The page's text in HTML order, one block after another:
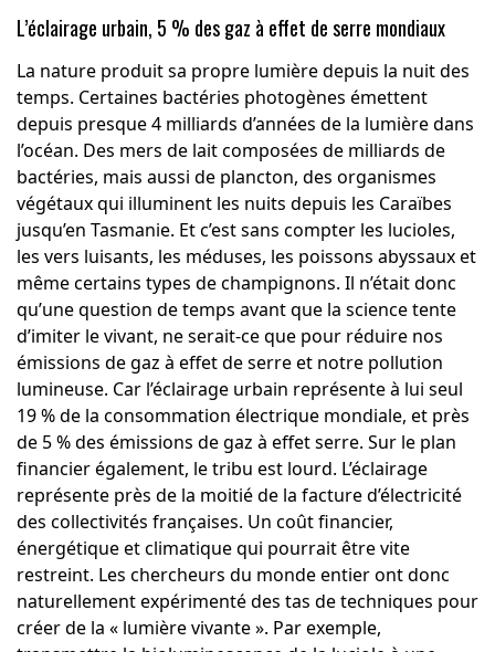
L’éclairage urbain, 5 % des gaz à effet de serre mondiaux
La nature produit sa propre lumière depuis la nuit des
temps. Certaines bactéries photogènes émettent
depuis presque 4 milliards d’années de la lumière dans
l’océan. Des mers de lait composées de milliards de
bactéries, mais aussi de plancton, des organismes
végétaux qui illuminent les nuits depuis les Caraïbes
jusqu’en Tasmanie. Et c’est sans compter les lucioles,
les vers luisants, les méduses, les poissons abyssaux et
même certains types de champignons. Il n’était donc
qu’une question de temps avant que la science tente
d’imiter le vivant, ne serait-ce que pour réduire nos
émissions de gaz à effet de serre et notre pollution
lumineuse. Car l’éclairage urbain représente à lui seul
19 % de la consommation électrique mondiale, et près
de 5 % des émissions de gaz à effet serre. Sur le plan
financier également, le tribu est lourd. L’éclairage
représente près de la moitié de la facture d’électricité
des collectivités françaises. Un coût financier,
énergétique et climatique qui pourrait être vite
restreint. Les chercheurs du monde entier ont donc
naturellement expérimenté des tas de techniques pour
créer de la « lumière vivante ». Par exemple,